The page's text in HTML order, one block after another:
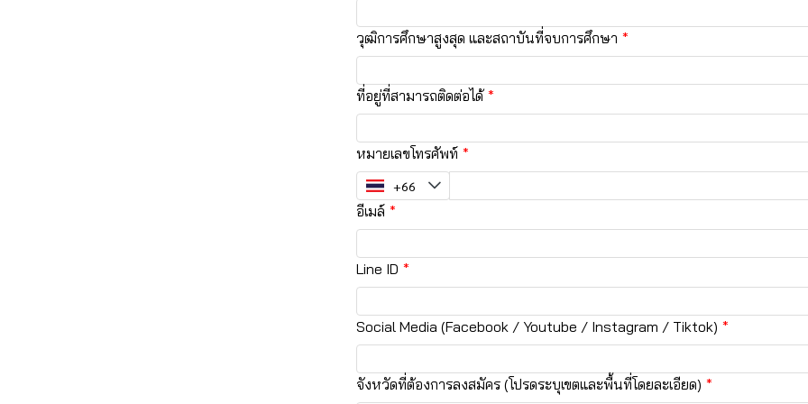
วุฒิการศึกษาสูงสุด และสถาบันที่จบการศึกษา
ที่อยู่ที่สามารถติดต่อได้
หมายเลขโทรศัพท์
อีเมล์
Line ID
Social Media (Facebook / Youtube / Instagram / Tiktok)
จังหวัดที่ต้องการลงสมัคร (โปรดระบุเขตและพื้นที่โดยละเอียด)